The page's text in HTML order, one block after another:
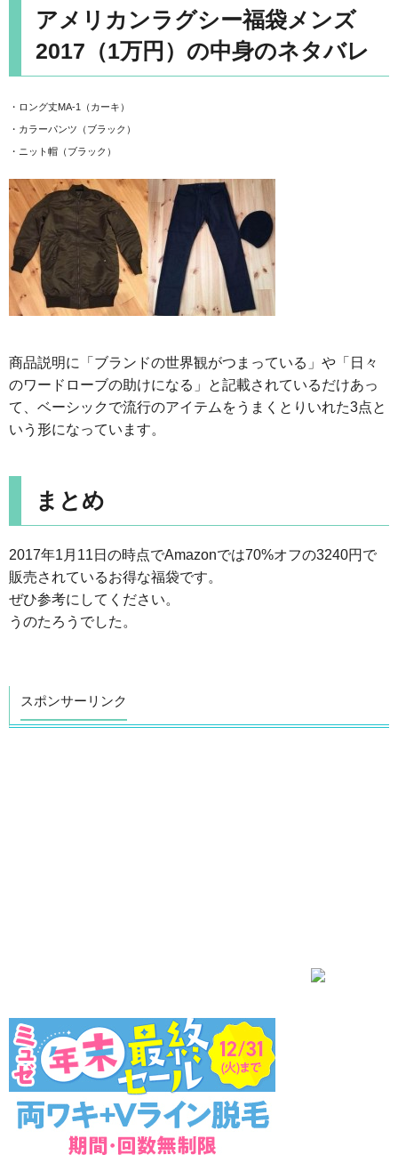
アメリカンラグシー福袋メンズ
2017（1万円）の中身のネタバレ
・ロング丈MA-1（カーキ）
・カラーパンツ（ブラック）
・ニット帽（ブラック）
商品説明に「ブランドの世界観がつまっている」や「日々
のワードローブの助けになる」と記載されているだけあっ
て、ベーシックで流行のアイテムをうまくとりいれた3点と
いう形になっています。
まとめ
2017年1月11日の時点でAmazonでは70%オフの3240円で
販売されているお得な福袋です。
ぜひ参考にしてください。
うのたろうでした。
スポンサーリンク